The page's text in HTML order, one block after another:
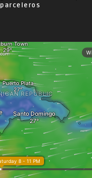
parceleros